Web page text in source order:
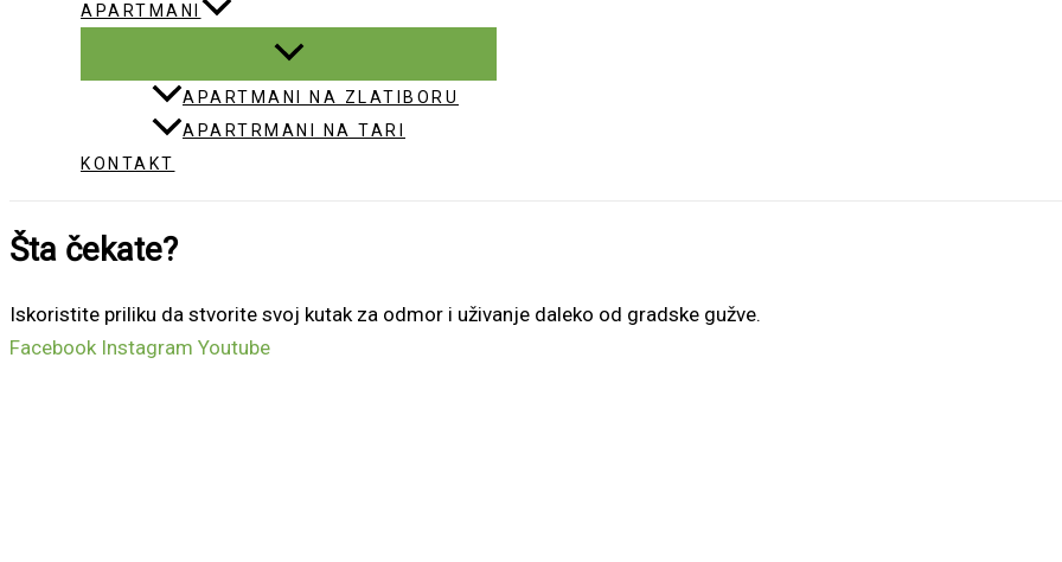
APARTMANI
APARTMANI NA ZLATIBORU
APARTRMANI NA TARI
KONTAKT
Šta čekate?
Iskoristite priliku da stvorite svoj kutak za odmor i uživanje daleko od gradske gužve.
Facebook Instagram Youtube